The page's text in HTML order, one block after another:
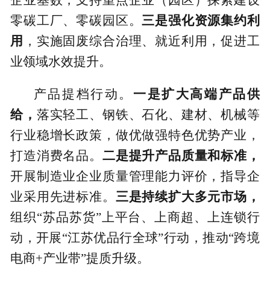
零碳工厂、零碳园区。三是强化资源集约利
用 ，实施固废综合治理、就近利用，促进工
业领域水效提升。
产品提档行动。 一是扩大高端产品供
给， 落实轻工、钢铁、石化、建材、机械等
行业稳增长政策，做优做强特色优势产业，
打造消费名品。 二是提升产品质量和标准，
开展制造业企业质量管理能力评价，指导企
业采用先进标准。 三是持续扩大多元市场，
组织“苏品苏货”上平台、上商超、上连锁行
动，开展“江苏优品行全球”行动，推动“跨境
电商+产业带”提质升级。